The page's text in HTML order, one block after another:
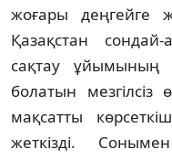
жоғары деңгейге
Қазақстан
сақтау ұйымының
болатын мезгілсіз
мақсатты
жеткізді.